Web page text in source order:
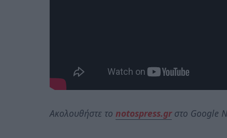
Ακολουθήστε το notospress.grστο Google